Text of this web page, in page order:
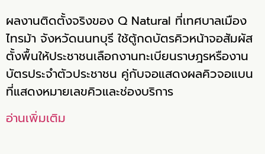
ผลงานติดตั้งจริงของ Q Natural ที่เทศบาลเมือง
ไทรม้า จังหวัดนนทบุรี ใช้ตู้กดบัตรคิวหน้าจอสัมผัส
ตั้งพื้นให้ประชาชนเลือกงานทะเบียนราษฎรหรืองาน
บัตรประจำตัวประชาชน คู่กับจอแสดงผลคิวจอแบน
ที่แสดงหมายเลขคิวและช่องบริการ
อ่านเพิ่มเติม